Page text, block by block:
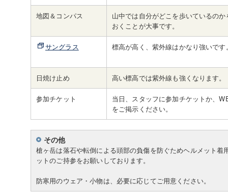
地図＆コンパス
山中では自分がどこを歩いているの
おくことが大事です。
サングラス 標高が高く、紫外線はかなり強いです
日焼け止め 高い標高では紫外線も強くなります。
参加チケット
当日、スタッフに参加チケットか、
をご掲示ください。
その他
槍ヶ岳は落石や転倒による頭部の負傷を防ぐためヘルメット
ットのご持参をお願いしております。
防寒用のウェア・小物は、必要に応じてご用意ください。